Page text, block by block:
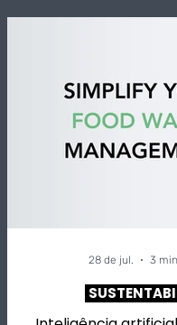
Inteligência
ajuda hotéis e
restaurantes a
desperdício
28 de jul. 3